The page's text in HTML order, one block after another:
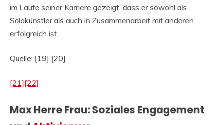
im Laufe seiner Karriere gezeigt, dass er sowohl als
Solokünstler als auch in Zusammenarbeit mit anderen
erfolgreich ist.
Quelle: [19] [20]
[21][22]
Max Herre Frau: Soziales Engagement